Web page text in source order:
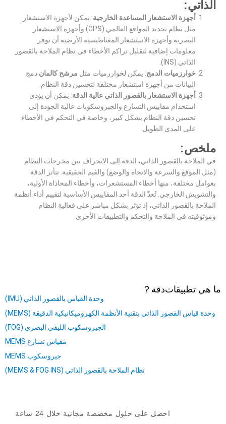
الذاتي:
أجهزة الاستشعار المساعدة الخارجية: يمكن لأجهزة الاستشعار
مثل نظام تحديد المواقع العالمي (GPS) وأجهزة الاستشعار
البصرية وأجهزة الاستشعار المغناطيسية الأرضية أن توفر
معلومات إضافية لتقليل تراكم الأخطاء في نظام الملاحة بالقصور
الذاتي (INS).
خوارزميات الدمج: يمكن لخوارزميات مثل مرشح كالمان دمج
البيانات من أجهزة استشعار مختلفة لتحسين دقة النظام.
أجهزة الاستشعار بالقصور الذاتي عالية الدقة: يمكن أن يؤدي
استخدام مقاييس التسارع والجيروسكوبات عالية الجودة إلى
تحسين دقة النظام بشكل كبير، وخاصة في التحكم في الأخطاء
على المدى الطويل.
ملخص:
في الملاحة بالقصور الذاتي، الدقة إلى الانحراف بين مخرجات النظام
(مثل الموقع والسرعة والاتجاه والوضع) والقيم الحقيقية. تتأثر الدقة
بعوامل مختلفة، منها أخطاء المستشعرات، وأخطاء المحاذاة الأولية،
والتشويش الخارجي. تُعدّ الدقة أحد المقاييس الأساسية لتقييم أداء أنظمة
الملاحة بالقصور الذاتي، إذ تؤثر بشكل مباشر على فعالية النظام
وموثوقيته في الملاحة والتحكم والتطبيقات الأخرى.
ما هي تطبيقاتدقة ？
وحدة القياس بالقصور الذاتي (IMU)
وحدة قياس القصور الذاتي بتقنية الأنظمة الكهروميكانيكية الدقيقة (MEMS)
الجيروسكوب الليفي البصري (FOG)
مقياس تسارع MEMS
جيروسكوب MEMS
نظام الملاحة بالقصور الذاتي (MEMS & FOG INS)
احصل على حلول مخصصة مجانية خلال 24 ساعة